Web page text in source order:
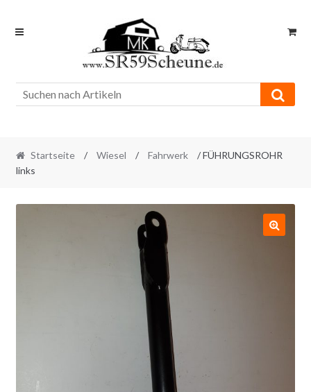
Skip
Skip
Startseite / Wiesel / Fahrwerk
/ FÜHRUNGSROHR
links